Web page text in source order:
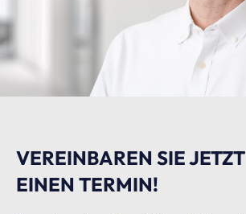
VEREINBAREN SIE JETZT
EINEN TERMIN!